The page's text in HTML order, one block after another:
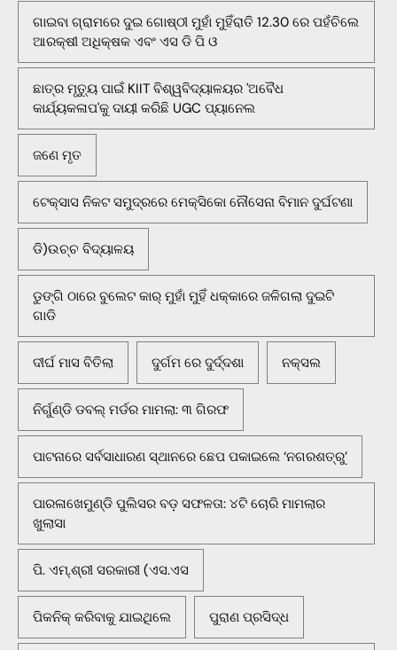
ଗାଇବା ଗ୍ରାମରେ ଦୁଇ ଗୋଷ୍ଠୀ ମୁହାଁ ମୁହିଁରାତି 12.30 ରେ ପହଁଚିଲେ
ଆରକ୍ଷୀ ଅଧିକ୍ଷକ ଏବଂ ଏସ ଡି ପି ଓ
ଛାତ୍ର ମୃତ୍ୟୁ ପାଇଁ KIIT ବିଶ୍ୱବିଦ୍ୟାଳୟର 'ଅବୈଧ
କାର୍ଯ୍ୟକଳାପ'କୁ ଦାୟୀ କରିଛି UGC ପ୍ୟାନେଲ
ଜଣେ ମୃତ
ଟେକ୍ସାସ ନିକଟ ସମୁଦ୍ରରେ ମେକ୍ସିକୋ ନୌସେନା ବିମାନ ଦୁର୍ଘଟଣା
ଡି)ଉଚ୍ଚ ବିଦ୍ୟାଳୟ
ଡୁଙ୍ଗି ଠାରେ ବୁଲେଟ କାର୍ ମୁହାଁ ମୁହିଁ ଧକ୍କାରେ ଜଳିଗଲା ଦୁଇଟି
ଗାଡି
ଦୀର୍ଘ ମାସ ବିତିଲା ଦୁର୍ଗମ ରେ ଦୁର୍ଦ୍ଦଶା ନକ୍ସଲ
ନିର୍ଗୁଣ୍ଡି ଡବଲ୍ ମର୍ଡର ମାମଲା: ୩ ଗିରଫ
ପାଟନାରେ ସର୍ବସାଧାରଣ ସ୍ଥାନରେ ଛେପ ପକାଇଲେ ‘ନଗରଶତ୍ରୁ’
ପାରଳାଖେମୁଣ୍ଡି ପୁଲିସର ବଡ଼ ସଫଳତା: ୪ଟି ଚୋରି ମାମଲାର
ଖୁଲାସା
ପି. ଏମ୍.ଶ୍ରୀ ସରକାରୀ (ଏସ.ଏସ
ପିକନିକ୍‌ କରିବାକୁ ଯାଇଥିଲେ ପୁରାଣ ପ୍ରସିଦ୍ଧ